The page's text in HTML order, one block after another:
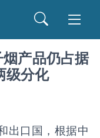
产品仍占据
级分化
出口国，根据中